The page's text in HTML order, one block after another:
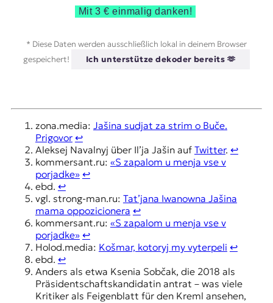
Mit 3 € einmalig danken!
* Diese Daten werden ausschließlich lokal in deinem Browser
gespeichert!
Ich unterstütze dekoder bereits 🫶
zona.media: Jašina sudjat za strim o Buče.
Prigovor ↩︎
Aleksej Navalnyj über Il’ja Jašin auf Twitter. ↩︎
kommersant.ru: «S zapalom u menja vse v
porjadke» ↩︎
ebd. ↩︎
vgl. strong-man.ru: Tat’jana Iwanowna Jašina
mama oppozicionera ↩︎
kommersant.ru: «S zapalom u menja vse v
porjadke» ↩︎
Holod.media: Košmar, kotoryj my vyterpeli ↩︎
ebd. ↩︎
Anders als etwa Ksenia Sobčak, die 2018 als
Präsidentschaftskandidatin antrat – was viele
Kritiker als Feigenblatt für den Kreml ansehen,